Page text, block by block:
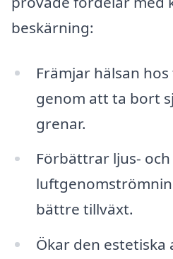
beskärning:
Främjar hälsan
genom att ta bort
grenar.
Förbättrar ljus- och
bättre tillväxt.
Ökar den estetiska